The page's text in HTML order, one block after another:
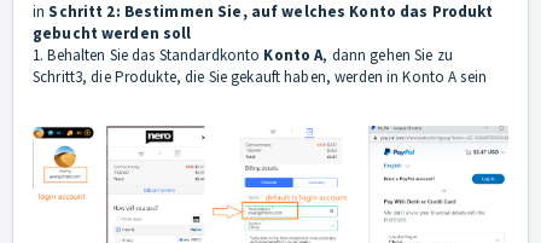
inSchritt 2: Bestimmen Sie, auf welches Konto das Produkt
gebucht werden soll
1. Behalten Sie das Standardkonto Konto A, dann gehen Sie zu
Schritt3, die Produkte, die Sie gekauft haben, werden in Konto A sein